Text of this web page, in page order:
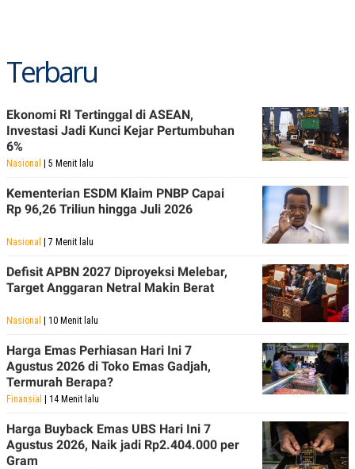
SIBER
PRIVACY
POLICY
Terbaru
Ekonomi RI Tertinggal di ASEAN,
Investasi Jadi Kunci Kejar Pertumbuhan
6%
Nasional | 5 Menit lalu
Kementerian ESDM Klaim PNBP Capai
Rp 96,26 Triliun hingga Juli 2026
Nasional | 7 Menit lalu
Defisit APBN 2027 Diproyeksi Melebar,
Target Anggaran Netral Makin Berat
Nasional | 10 Menit lalu
Harga Emas Perhiasan Hari Ini 7
Agustus 2026 di Toko Emas Gadjah,
Termurah Berapa?
Finansial | 14 Menit lalu
Harga Buyback Emas UBS Hari Ini 7
Agustus 2026, Naik jadi Rp2.404.000 per
Gram